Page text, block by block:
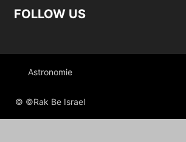
FOLLOW US
Astronomie
© ©Rak Be Israel